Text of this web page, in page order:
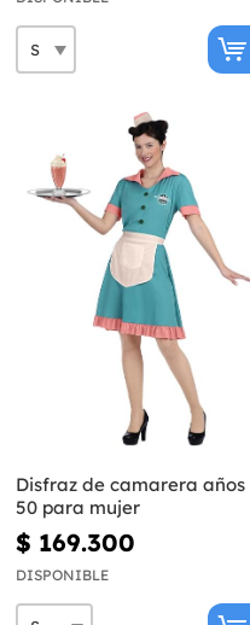
Disfraz de camarera años
50 para mujer
$ 169.300
DISPONIBLE